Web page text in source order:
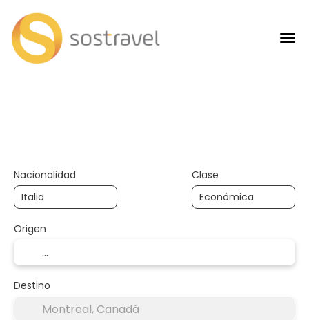
Nacionalidad Clase
Origen
Destino